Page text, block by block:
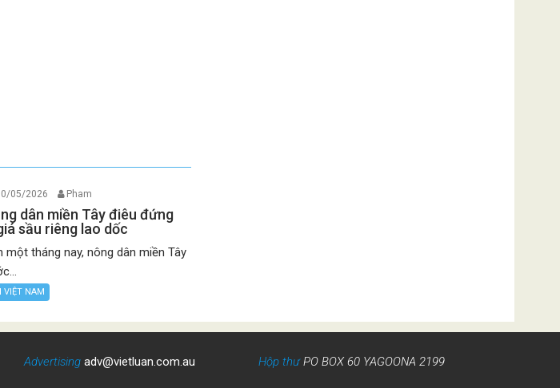
05/2026 Pham
dân miền Tây điêu đứng
sầu riêng lao dốc
một tháng nay, nông dân miền Tây
VIỆT NAM
Advertising adv@vietluan.com.au Hộp thưPO BOX 60 YAGOONA 2199